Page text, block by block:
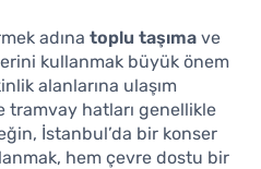
adına toplu taşıma ve
kullanmak büyük önem
alanlarına ulaşım
tramvay hatları genellikle
İstanbul’da bir konser
hem çevre dostu bir